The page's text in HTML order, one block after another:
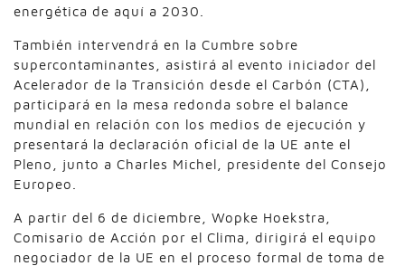
energética de aquí a 2030.
También intervendrá en la Cumbre sobre
supercontaminantes, asistirá al evento iniciador del
Acelerador de la Transición desde el Carbón (CTA),
participará en la mesa redonda sobre el balance
mundial en relación con los medios de ejecución y
presentará la declaración oficial de la UE ante el
Pleno, junto a Charles Michel, presidente del Consejo
Europeo.
A partir del 6 de diciembre, Wopke Hoekstra,
Comisario de Acción por el Clima, dirigirá el equipo
negociador de la UE en el proceso formal de toma de